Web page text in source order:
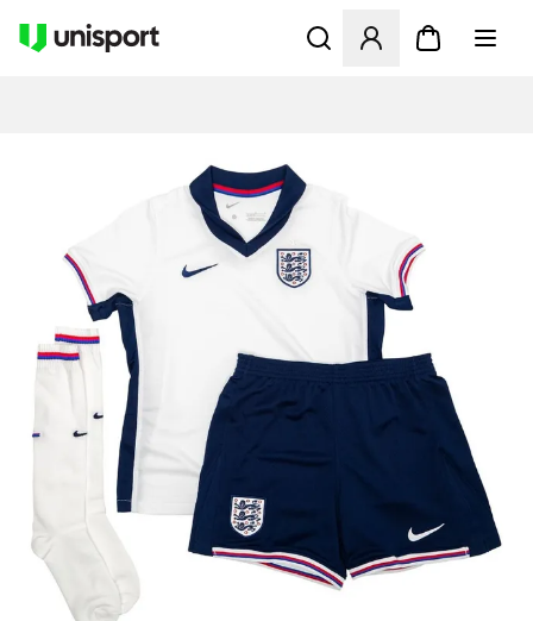
Åbner en Modal til at